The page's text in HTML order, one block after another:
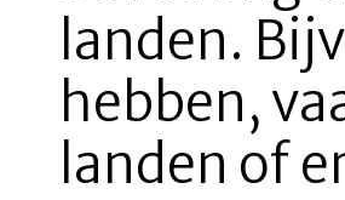
landen.
hebben,
landen of